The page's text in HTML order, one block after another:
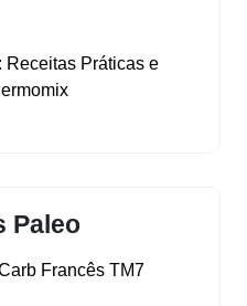
Receitas Práticas e
Paleo
Francês TM7